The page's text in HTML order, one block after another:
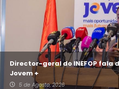
Director-geral do INEFOP fala
Jovem +
5 de Agosto, 2026